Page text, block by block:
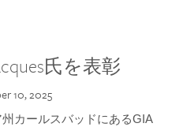
氏を表彰
10, 2025
カールスバッドにあるGIA